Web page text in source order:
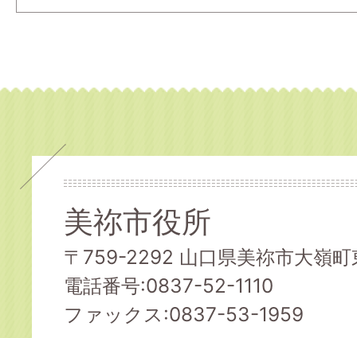
美祢市役所
〒759-2292 山口県美祢市大嶺
電話番号:0837-52-1110
ファックス:0837-53-1959